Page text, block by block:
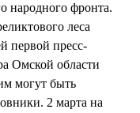
народного фронта.
леса
первой пресс-
Омской области
могут быть
2 марта на